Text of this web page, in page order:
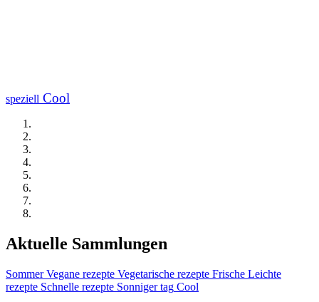
speziell Cool
Aktuelle Sammlungen
Sommer Vegane rezepte Vegetarische rezepte Frische Leichte
rezepte Schnelle rezepte Sonniger tag Cool